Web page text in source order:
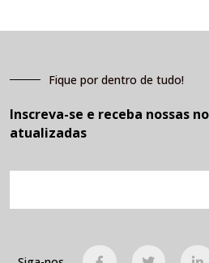
Fique por dentro de tudo!
Inscreva-se e receba nossas
atualizadas
F
T
L